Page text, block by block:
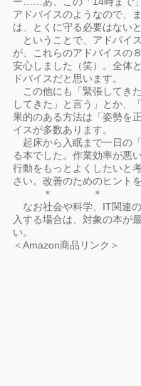
アドバイスのようなので、
は、とくに守る必要はない
ということで、アドバイ
が、これらのアドバイスの
安心しました（笑）。全体
ドバイスだと思います。
この他にも「緊張してき
してきた」と言う」とか、
果的のある方法は「姿勢を
イスが多数あります。
起床から入眠まで一日の
る本でした。作業効率が悪
行動をもっとよくしたいと
さい。改善のためのヒント
＊ ＊
なお社会や科学、IT関連
入する場合は、対象の本が
い。
＜Amazon商品リンク＞